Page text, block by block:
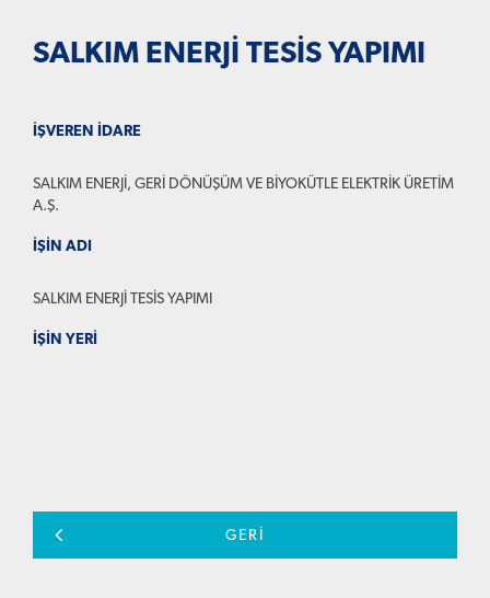
SALKIM ENERJİ TESİS YAPIMI
İŞVEREN İDARE
SALKIM ENERJİ, GERİ DÖNÜŞÜM VE BİYOKÜTLE ELEKTRİK ÜRETİM
A.Ş.
İŞİN ADI
SALKIM ENERJİ TESİS YAPIMI
İŞİN YERİ
GERİ